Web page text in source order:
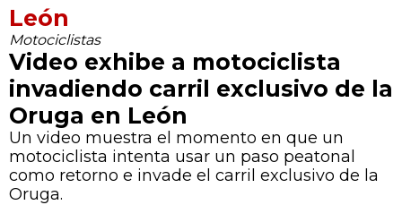
León
Motociclistas
Video exhibe a motociclista
invadiendo carril exclusivo de la
Oruga en León
Un video muestra el momento en que un
motociclista intenta usar un paso peatonal
como retorno e invade el carril exclusivo de la
Oruga.